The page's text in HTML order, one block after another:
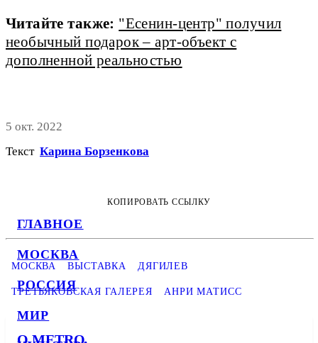
ГЛАВНОЕ
МОСКВА
РОССИЯ
МИР
Читайте также: "Есенин-центр" получил
необычный подарок – арт-объект с
дополненной реальностью
5 окт. 2022
Текст Карина Борзенкова
КОПИРОВАТЬ ССЫЛКУ
МОСКВА ВЫСТАВКА ДЯГИЛЕВ
ТРЕТЬЯКОВСКАЯ ГАЛЕРЕЯ АНРИ МАТИСС
О METRO